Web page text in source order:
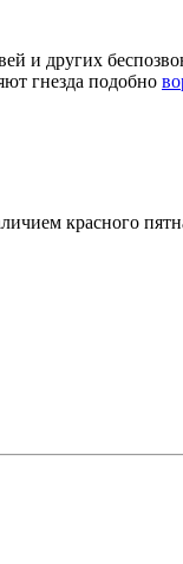
и других
гнезда подобно
красного